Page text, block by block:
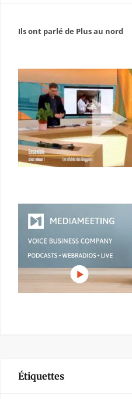
Ils ont parlé de Plus au nord
Étiquettes